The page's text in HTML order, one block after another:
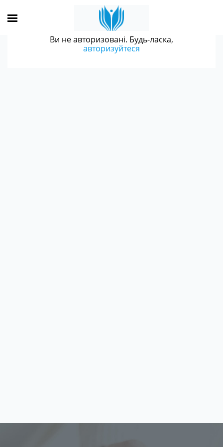
Ви не авторизовані. Будь-ласка,
авторизуйтеся